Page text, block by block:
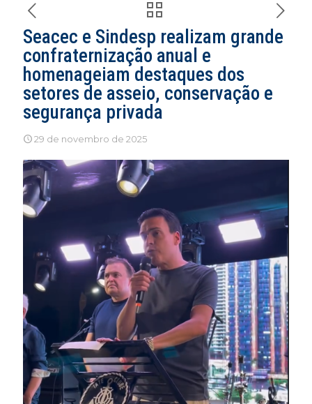
Seacec e Sindesp realizam grande
confraternização anual e
homenageiam destaques dos
setores de asseio, conservação e
segurança privada
29 de novembro de 2025